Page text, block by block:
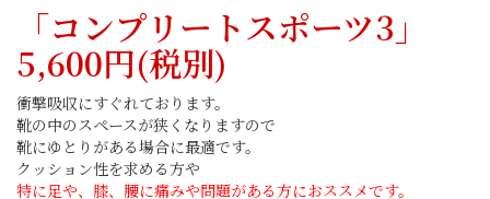
「コンプリートスポーツ3」
5,600円(税別)
衝撃吸収にすぐれております。
靴の中のスペースが狭くなりますので
靴にゆとりがある場合に最適です。
クッション性を求める方や
特に足や、膝、腰に痛みや問題がある方におススメです。